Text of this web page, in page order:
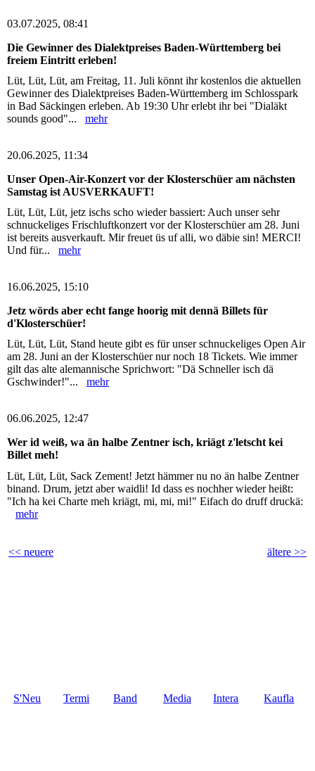
03.07.2025, 08:41
Die Gewinner des Dialektpreises Baden-Württemberg bei
freiem Eintritt erleben!
Lüt, Lüt, Lüt, am Freitag, 11. Juli könnt ihr kostenlos die aktuellen
Gewinner des Dialektpreises Baden-Württemberg im Schlosspark
in Bad Säckingen erleben. Ab 19:30 Uhr erlebt ihr bei "Dialäkt
sounds good"... mehr
20.06.2025, 11:34
Unser Open-Air-Konzert vor der Klosterschüer am nächsten
Samstag ist AUSVERKAUFT!
Lüt, Lüt, Lüt, jetz ischs scho wieder bassiert: Auch unser sehr
schnuckeliges Frischluftkonzert vor der Klosterschüer am 28. Juni
ist bereits ausverkauft. Mir freuet üs uf alli, wo däbie sin! MERCI!
Und für... mehr
16.06.2025, 15:10
Jetz wörds aber echt fange hoorig mit dennä Billets für
d'Klosterschüer!
Lüt, Lüt, Lüt, Stand heute gibt es für unser schnuckeliges Open Air
am 28. Juni an der Klosterschüer nur noch 18 Tickets. Wie immer
gilt das alte alemannische Sprichwort: "Dä Schneller isch dä
Gschwinder!"... mehr
06.06.2025, 12:47
Wer id weiß, wa än halbe Zentner isch, kriägt z'letscht kei
Billet meh!
Lüt, Lüt, Lüt, Sack Zement! Jetzt hämmer nu no än halbe Zentner
binand. Drum, jetzt aber waidli! Id dass es nochher wieder heißt:
"Ich ha kei Charte meh kriägt, mi, mi, mi!" Eifach do druff druckä:
mehr
<< neuere ältere >>
S'Neu
Termi
Band
Media
Intera
Kaufla